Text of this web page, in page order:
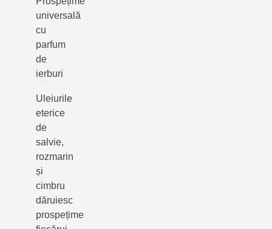
universală
cu
parfum
de
ierburi
Uleiurile
eterice
de
salvie,
rozmarin
și
cimbru
dăruiesc
prospețime